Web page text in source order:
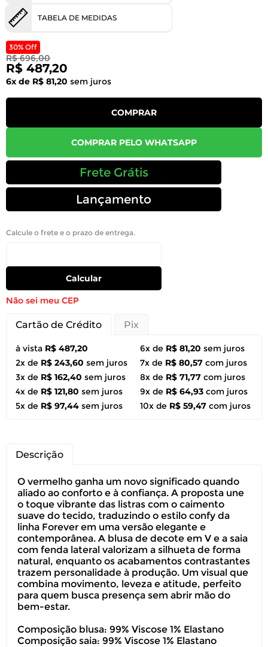
TABELA DE MEDIDAS
30% Off
R$ 696,00
R$ 487,20
6x de R$ 81,20 sem juros
COMPRAR
COMPRAR PELO WHATSAPP
Frete Grátis
Lançamento
Calcule o frete e o prazo de entrega.
Calcular
Não sei meu CEP
Cartão de Crédito Pix
à vista R$ 487,20
2x de R$ 243,60 sem juros
3x de R$ 162,40 sem juros
4x de R$ 121,80 sem juros
5x de R$ 97,44 sem juros
6x de R$ 81,20 sem juros
7x de R$ 80,57 com juros
8x de R$ 71,77 com juros
9x de R$ 64,93 com juros
10x de R$ 59,47 com juros
Descrição
O vermelho ganha um novo significado quando
aliado ao conforto e à confiança. A proposta une
o toque vibrante das listras com o caimento
suave do tecido, traduzindo o estilo confy da
linha Forever em uma versão elegante e
contemporânea. A blusa de decote em V e a saia
com fenda lateral valorizam a silhueta de forma
natural, enquanto os acabamentos contrastantes
trazem personalidade à produção. Um visual que
combina movimento, leveza e atitude, perfeito
para quem busca presença sem abrir mão do
bem-estar.
Composição blusa: 99% Viscose 1% Elastano
Composição saia: 99% Viscose 1% Elastano